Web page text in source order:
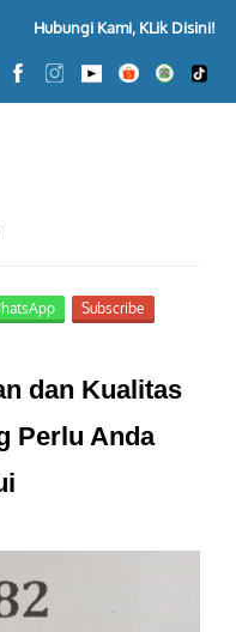
Hubungi Kami, KLik Disini!
Subscribe
dan Kualitas
Perlu Anda